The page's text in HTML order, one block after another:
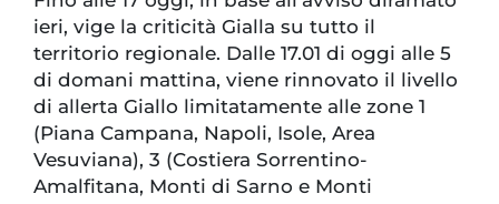
ieri, vige la criticità Gialla su tutto il
territorio regionale. Dalle 17.01 di oggi alle 5
di domani mattina, viene rinnovato il livello
di allerta Giallo limitatamente alle zone 1
(Piana Campana, Napoli, Isole, Area
Vesuviana), 3 (Costiera Sorrentino-
Amalfitana, Monti di Sarno e Monti